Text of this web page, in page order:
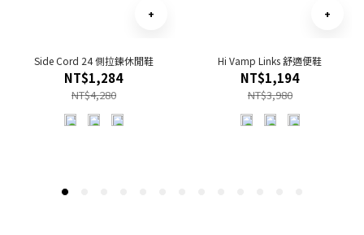
Side Cord 24 側拉鍊休閒鞋
NT$1,284
NT$4,280
Hi Vamp Links 舒適便鞋
NT$1,194
NT$3,980